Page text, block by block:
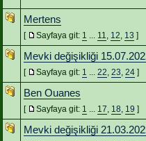
Mertens
[ Sayfaya git: 1 ... 11, 12, 13 ]
Mevki değişikliği
[ Sayfaya git: 1 ... 22, 23, 24 ]
Ben Ouanes
[ Sayfaya git: 1 ... 17, 18, 19 ]
Mevki değişikliği